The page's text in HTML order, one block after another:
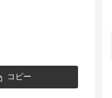
コピー